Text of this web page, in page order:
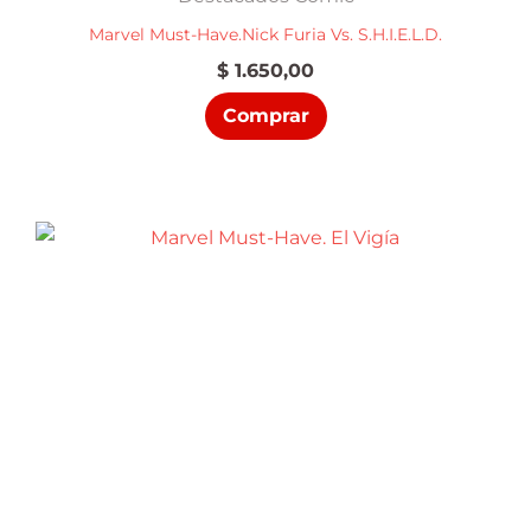
Marvel Must-Have.Nick Furia Vs. S.H.I.E.L.D.
$ 1.650,00
Comprar